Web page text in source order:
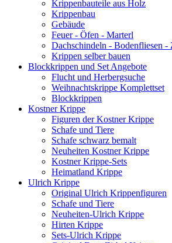
Krippenbauteile aus Holz
Krippenbau
Gebäude
Feuer - Öfen - Marterl
Dachschindeln - Bodenfliesen -
Krippen selber bauen
Blockkrippen und Set Angebote
Flucht und Herbergsuche
Weihnachtskrippe Komplettset
Blockkrippen
Kostner Krippe
Figuren der Kostner Krippe
Schafe und Tiere
Schafe schwarz bemalt
Neuheiten Kostner Krippe
Kostner Krippe-Sets
Heimatland Krippe
Ulrich Krippe
Original Ulrich Krippenfiguren
Schafe und Tiere
Neuheiten-Ulrich Krippe
Hirten Krippe
Sets-Ulrich Krippe